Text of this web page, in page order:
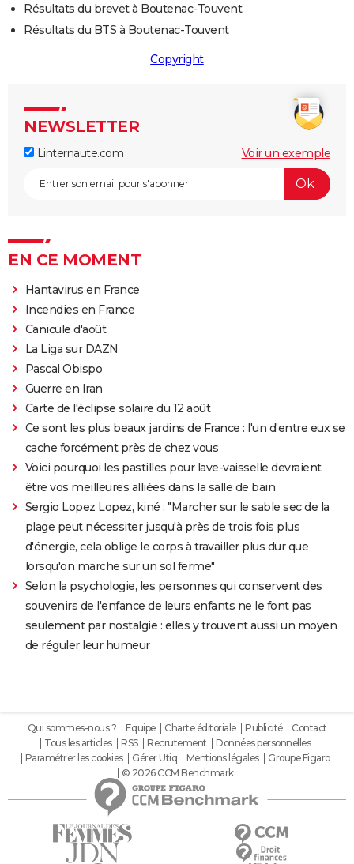
Résultats du brevet à Boutenac-Touvent
Résultats du BTS à Boutenac-Touvent
Copyright
NEWSLETTER
Linternaute.com Voir un exemple
EN CE MOMENT
Hantavirus en France
Incendies en France
Canicule d'août
La Liga sur DAZN
Pascal Obispo
Guerre en Iran
Carte de l'éclipse solaire du 12 août
Ce sont les plus beaux jardins de France : l'un d'entre eux se
cache forcément près de chez vous
Voici pourquoi les pastilles pour lave-vaisselle devraient
être vos meilleures alliées dans la salle de bain
Sergio Lopez Lopez, kiné : "Marcher sur le sable sec de la
plage peut nécessiter jusqu'à près de trois fois plus
d'énergie, cela oblige le corps à travailler plus dur que
lorsqu'on marche sur un sol ferme"
Selon la psychologie, les personnes qui conservent des
souvenirs de l'enfance de leurs enfants ne le font pas
seulement par nostalgie : elles y trouvent aussi un moyen
de réguler leur humeur
Qui sommes-nous ? Equipe Charte éditoriale Publicité
Contact
Tous les articles
RSS Recrutement
Données personnelles
Paramétrer les cookies
Gérer Utiq Mentions légales
Groupe Figaro
© 2026 CCM Benchmark